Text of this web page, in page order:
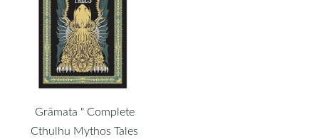
Grāmata " Complete
Cthulhu Mythos Tales